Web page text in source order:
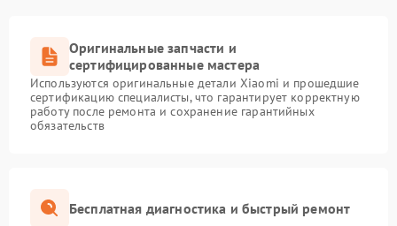
Оригинальные запчасти и
сертифицированные мастера
Используются оригинальные детали Xiaomi и прошедшие
сертификацию специалисты, что гарантирует корректную
работу после ремонта и сохранение гарантийных
обязательств
Бесплатная диагностика и быстрый ремонт